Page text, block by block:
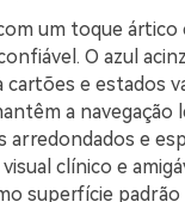
um toque ártico
O azul
cartões e estados
a navegação
arredondados e
clínico e
superfície padrão